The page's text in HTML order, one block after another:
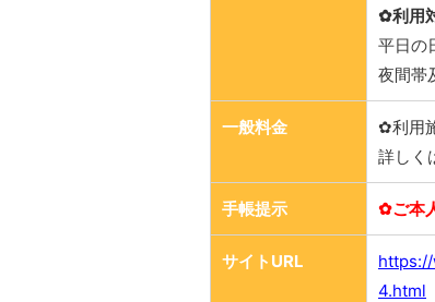
✿利用
平日の
夜間帯
一般料金
✿利用
詳しく
手帳提示 ✿ご本
サイトURL
4.html